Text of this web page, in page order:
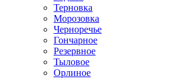
Терновка
Морозовка
Черноречье
Гончарное
Резервное
Тыловое
Орлиное